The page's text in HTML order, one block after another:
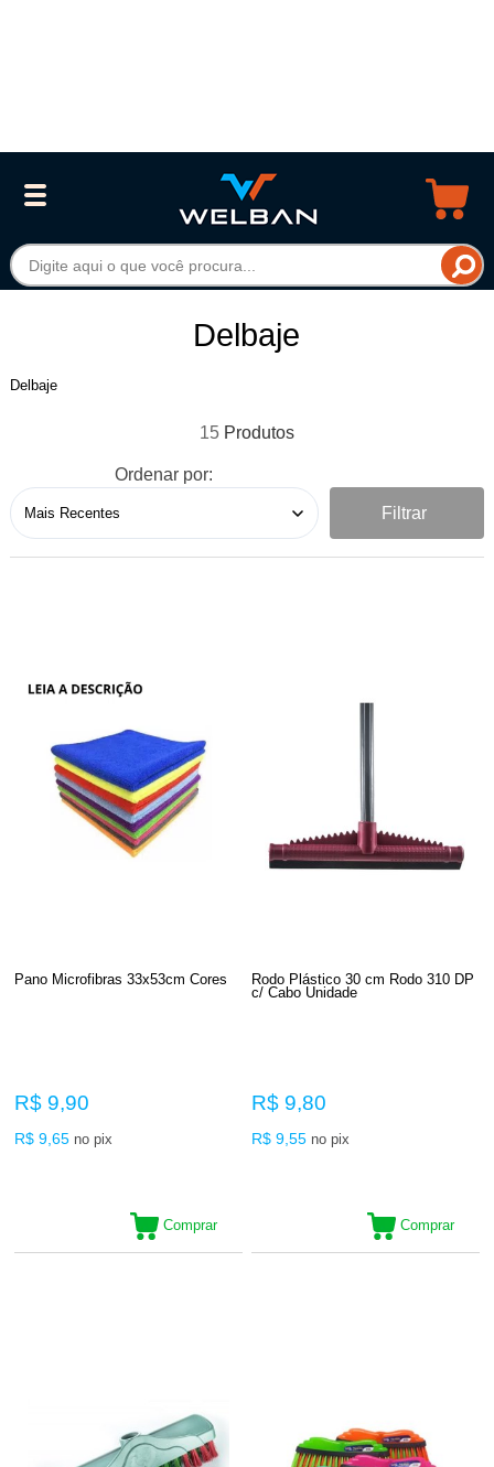
Delbaje
Delbaje
15
Ordenar por:
Filtrar
Pano Microfibras 33x53cm Cores
R$ 9,90
R$ 9,65 no pix
Comprar
Rodo Plástico 30 cm Rodo 310 DP
c/ Cabo Unidade
R$ 9,80
R$ 9,55 no pix
Comprar